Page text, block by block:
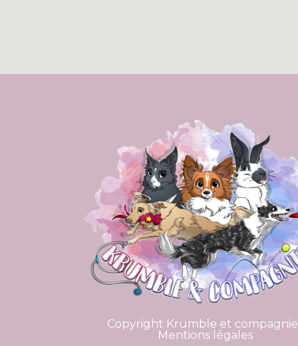
Copyright Krumble et compagnie |
Mentions légales